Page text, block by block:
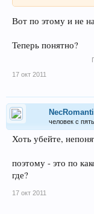
Вот по этому и не
Теперь понятно?
17 окт 2011
человек с
Хоть убейте,
поэтому - это по
где?
17 окт 2011